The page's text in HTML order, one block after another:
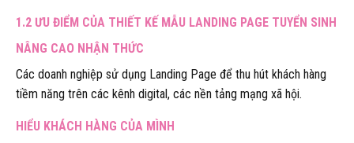
1.2 ƯU ĐIỂM CỦA THIẾT KẾ MẪU LANDING PAGE TUYỂN SINH
NÂNG CAO NHẬN THỨC
Các doanh nghiệp sử dụng Landing Page để thu hút khách hàng
tiềm năng trên các kênh digital, các nền tảng mạng xã hội.
HIỂU KHÁCH HÀNG CỦA MÌNH